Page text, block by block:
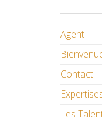
Agent
Contact
Les